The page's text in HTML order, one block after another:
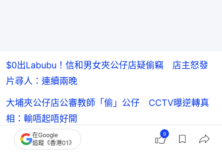
$0出Labubu！信和男女夾公仔店疑偷竊 店主怒發
片尋人：連續兩晚
大埔夾公仔店公審教師「偷」公仔 CCTV曝逆轉真
相：輸唔起唔好開
人父偷夾公仔機外LinaBell掛件 女兒一臉驚呆 台
在Google
追蹤《香港01》
9